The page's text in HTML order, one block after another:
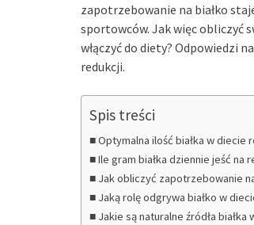
zapotrzebowanie na białko
sportowców. Jak więc obliczyć
włączyć do diety? Odpowiedzi
redukcji.
Spis treści
Optymalna ilość białka w diecie
Ile gram białka dziennie jeść na
Jak obliczyć zapotrzebowanie
Jaką rolę odgrywa białko w
Jakie są naturalne źródła